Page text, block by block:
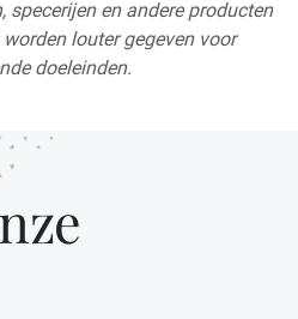
specerijen en andere producten
louter gegeven voor
doeleinden.